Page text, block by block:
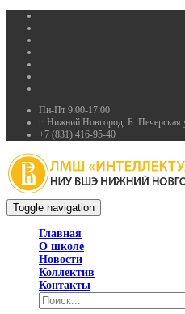
Пн-Пт 9:00-17:00
г. Нижний Новгород, Б. Печерская
+7 (831) 416-95-40
Toggle navigation
Главная
О школе
Новости
Коллектив
Контакты